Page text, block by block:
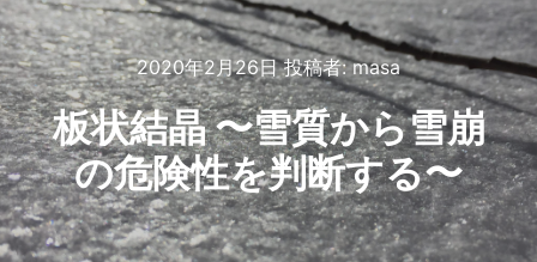
2020年2月26日投稿者:masa
板状結晶 〜雪質から雪崩
の危険性を判断する〜